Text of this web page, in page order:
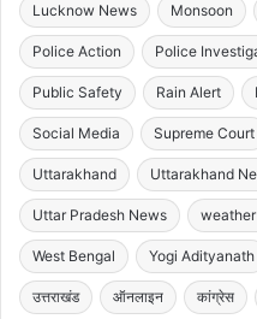
Lucknow News Monsoon
Police Action Police
Public Safety Rain Alert
Social Media Supreme Court
Uttarakhand Uttarakhand
Uttar Pradesh News
West Bengal Yogi Adityanath
उत्तराखंड ऑनलाइन कांग्रेस